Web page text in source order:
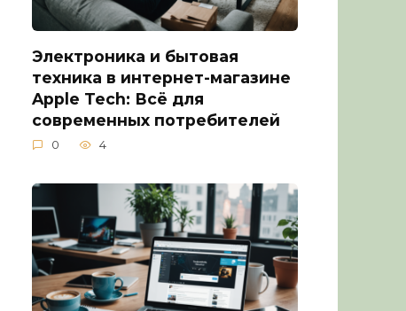
Электроника и бытовая
техника в интернет-магазине
Apple Tech: Всё для
современных потребителей
0 4